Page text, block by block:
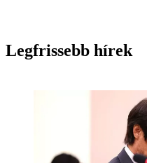
Legfrissebb hírek